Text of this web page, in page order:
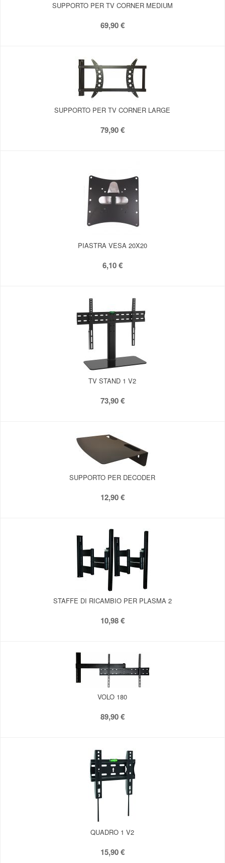
SUPPORTO PER TV CORNER MEDIUM
69,90 €
SUPPORTO PER TV CORNER LARGE
79,90 €
PIASTRA VESA 20X20
6,10 €
TV STAND 1 V2
73,90 €
SUPPORTO PER DECODER
12,90 €
STAFFE DI RICAMBIO PER PLASMA 2
10,98 €
VOLO 180
89,90 €
QUADRO 1 V2
15,90 €